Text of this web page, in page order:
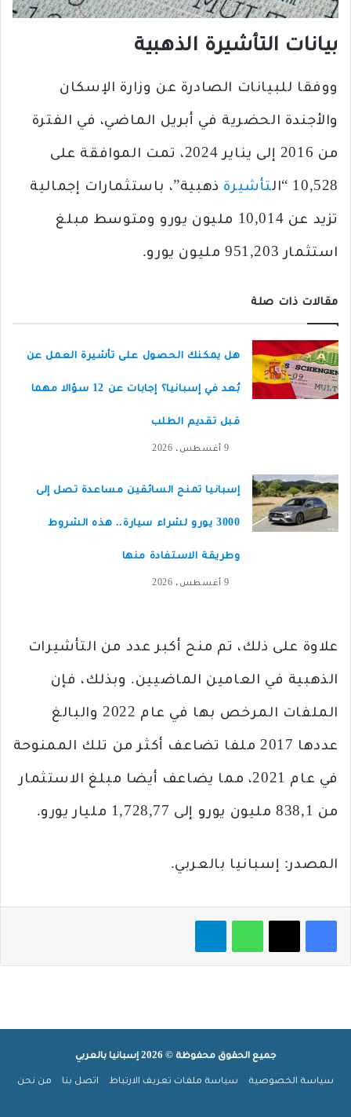
بيانات التأشيرة الذهبية
ووفقا للبيانات الصادرة عن وزارة الإسكان
والأجندة الحضرية في أبريل الماضي، في الفترة
من 2016 إلى يناير 2024، تمت الموافقة على
10,528 “ال تأشيرة ذهبية”، باستثمارات إجمالية
تزيد عن 10,014 مليون يورو ومتوسط ​​مبلغ
استثمار 951,203 مليون يورو.
مقالات ذات صلة
هل يمكنك الحصول على تأشيرة العمل عن
بُعد في إسبانيا؟ إجابات عن 12 سؤالا مهما
قبل تقديم الطلب
9 أغسطس، 2026
إسبانيا تمنح السائقين مساعدة تصل إلى
3000 يورو لشراء سيارة.. هذه الشروط
وطريقة الاستفادة منها
9 أغسطس، 2026
علاوة على ذلك، تم منح أكبر عدد من التأشيرات
الذهبية في العامين الماضيين. وبذلك، فإن
الملفات المرخص بها في عام 2022 والبالغ
عددها 2017 ملفا تضاعف أكثر من تلك الممنوحة
في عام 2021، مما يضاعف أيضا مبلغ الاستثمار
من 838,1 مليون يورو إلى 1,728,77 مليار يورو.
المصدر: إسبانيا بالعربي.
فيسبوك‫X واتساب تيلقرام
جميع الحقوق محفوظة © 2026 إسبانيا بالعربي
سياسة الخصوصية سياسة ملفات تعريف الارتباط اتصل بنا من نحن